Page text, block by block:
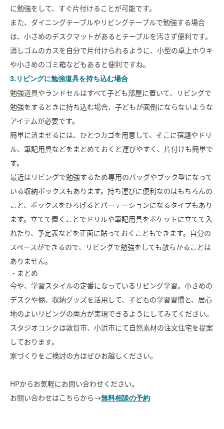
に勉強をして、すぐ片付けることが可能です。
また、ダイニングテーブルやリビングテーブルで勉強する場合
は、小さめのデスクマットがあるとテーブルを汚さず便利です。
消しゴムのカスを自分で片付けられるように、小型の卓上ホウキ
や小さめのゴミ箱などもあると便利ですね。
3.リビングに勉強道具を持ち込む場合
勉強道具やランドセルはすべて子ども部屋に置いて、リビングで
勉強をするときに持ち込む場合、子どもが面倒にならないような
アイテムが必要です。
簡単に済ませるには、ひとつカゴを用意して、そこに宿題やドリ
ル、筆記用具などをまとめておくと運びやすく、片付けも簡単で
す。
最近はリビングで勉強するため専用のバッグやブック型になって
いる収納ボックスもあります。持ち運びに便利なのはもちろんの
こと、ボックスをひろげるとパーテーションになるタイプもあり
ます。立てて置くことでドリルや筆記用具をポケットに立てて入
れたり、予定表などを正面に貼っておくこともできます。自分の
スペースができるので、リビングで勉強をしても散らかることは
ありません。
・まとめ
今や、学習スタイルの定番になっているリビング学習。小さめの
デスクや棚、収納グッズを活用して、子どもの学習習慣と、居心
地のよいリビングの両方が実現できるようにしてみてください。
スタジオコンクは敦賀市、小浜市にて自然素材の注文住宅を提案
しております。
家づくりをご検討の方はぜひお越しください。
HPからお気軽にお問い合わせください。
お問い合わせはこちらから→無料相談の予約